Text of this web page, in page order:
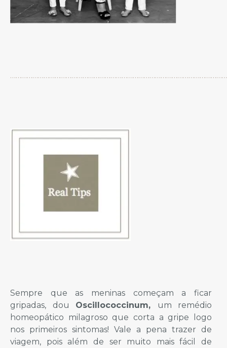
Sempre que as meninas começam a ficar
gripadas, dou Oscillococcinum, um remédio
homeopático milagroso que corta a gripe logo
nos primeiros sintomas! Vale a pena trazer de
viagem, pois além de ser muito mais fácil de